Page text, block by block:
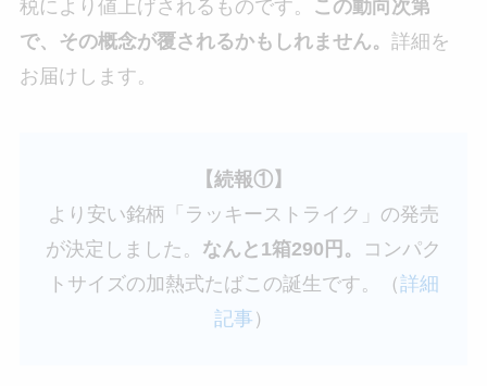
税により値上げされるものです。
この動向次第
で、その概念が覆されるかもしれません。 詳細を
お届けします。
【続報①】
より安い銘柄「ラッキーストライク」の発売
が決定しました。 なんと1箱290円。
コンパク
トサイズの加熱式たばこの誕生です。（詳細
記事 ）